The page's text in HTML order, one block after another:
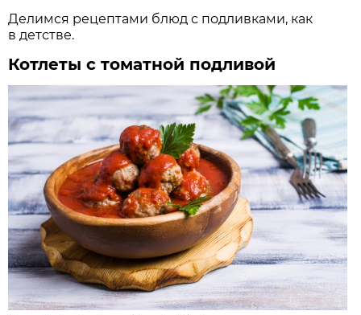
Делимся рецептами блюд с подливками, как
в детстве.
Котлеты с томатной подливой